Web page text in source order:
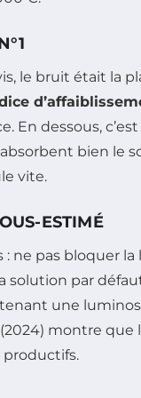
le bruit était la
En dessous,
bien le
vite.
ESTIMÉ
ne pas bloquer
solution par
une
(2024) montre que
productifs.